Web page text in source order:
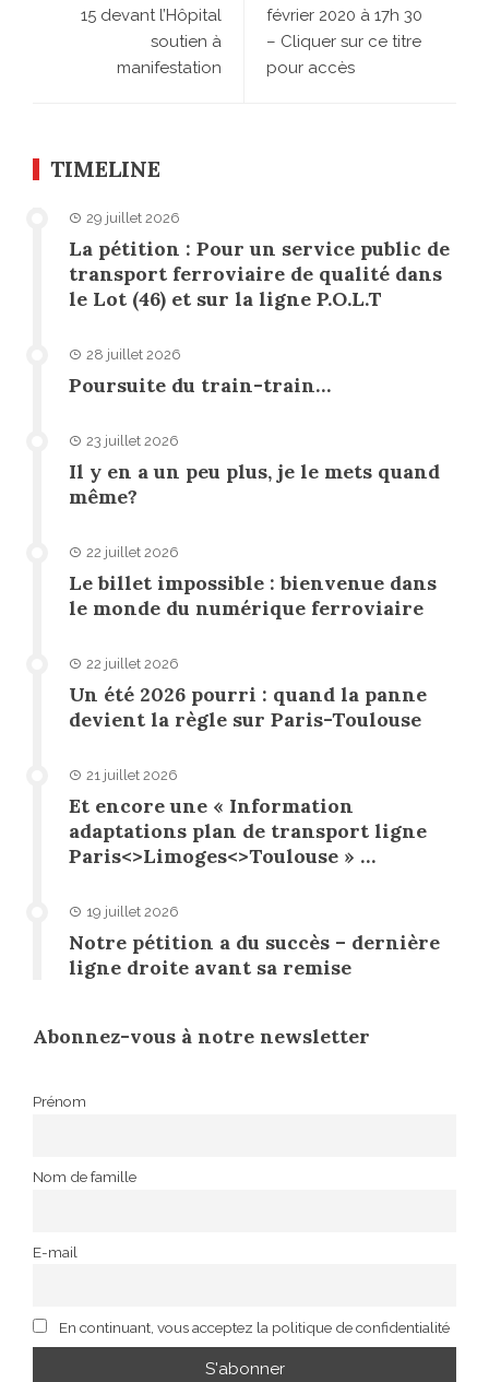
15 devant l’Hôpital
soutien à
manifestation
février 2020 à 17h 30
– Cliquer sur ce titre
pour accès
TIMELINE
29 juillet 2026
La pétition : Pour un service public de
transport ferroviaire de qualité dans
le Lot (46) et sur la ligne P.O.L.T
28 juillet 2026
Poursuite du train-train…
23 juillet 2026
Il y en a un peu plus, je le mets quand
même?
22 juillet 2026
Le billet impossible : bienvenue dans
le monde du numérique ferroviaire
22 juillet 2026
Un été 2026 pourri : quand la panne
devient la règle sur Paris-Toulouse
21 juillet 2026
Et encore une « Information
adaptations plan de transport ligne
Paris<>Limoges<>Toulouse » …
19 juillet 2026
Notre pétition a du succès – dernière
ligne droite avant sa remise
Abonnez-vous à notre newsletter
Prénom
Nom de famille
E-mail
En continuant, vous acceptez la politique de confidentialité